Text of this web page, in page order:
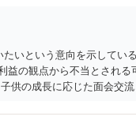
いという意向を示してい
の観点から不当とされる
供の成長に応じた面会交